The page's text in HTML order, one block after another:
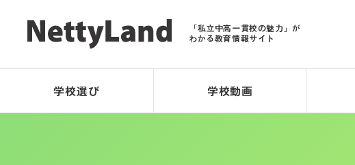
「私立中高一貫校の魅力」が
わかる教育情報サイト
学校選び 学校動画